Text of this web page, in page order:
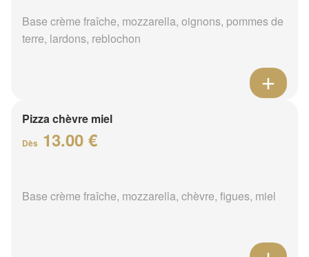
Base crème fraîche, mozzarella, oignons, pommes de
terre, lardons, reblochon
Pizza chèvre miel
Dès 13.00 €
Base crème fraîche, mozzarella, chèvre, figues, miel